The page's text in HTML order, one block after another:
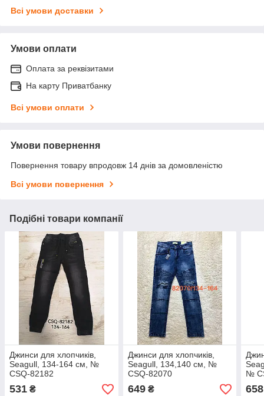
Всі умови доставки
Умови оплати
Оплата за реквізитами
На карту Приватбанку
Всі умови оплати
Умови повернення
Повернення товару впродовж 14 днів за домовленістю
Всі умови повернення
Подібні товари компанії
Джинси для хлопчиків,
Seagull, 134-164 см, №
CSQ-82182
531 ₴
Джинси для хлопчиків,
Seagull, 134,140 см, №
CSQ-82070
649₴
№
658